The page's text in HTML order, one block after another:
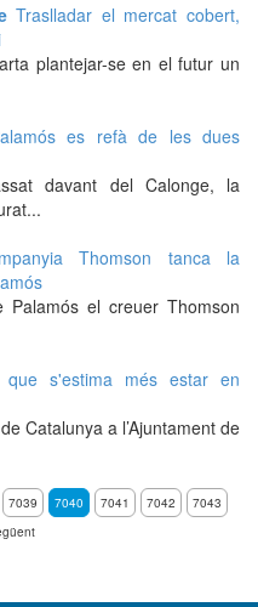
Traslladar el mercat cobert,
plantejar-se en el futur un
es refà de les dues
davant del Calonge, la
Thomson tanca la
el creuer Thomson
que s'estima més estar en
Catalunya a l’Ajuntament de
7039 7040 7041 7042
7043